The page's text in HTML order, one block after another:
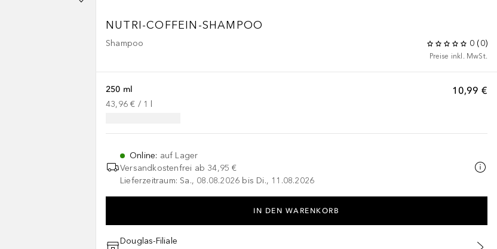
NUTRI-COFFEIN-SHAMPOO
Shampoo 0 (0)
Preise inkl. MwSt.
10,99 €
250 ml
43,96 € / 1
Online: auf Lager
Versandkostenfrei ab 34,95 €
Lieferzeitraum: Sa., 08.08.2026 bis Di., 11.08.2026
IN DEN WARENKORB
Douglas-Filiale